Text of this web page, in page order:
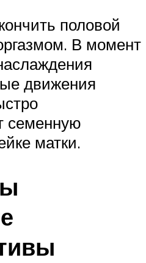
половой
В момент
движения
семенную
матки.